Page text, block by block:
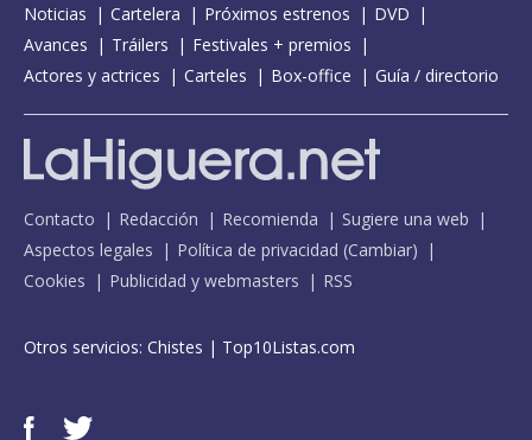
Noticias Cartelera Próximos estrenos
DVD
Avances
Tráilers
Festivales + premios
Actores y actrices
Carteles Box-office Guía / directorio
Contacto Redacción Recomienda
Sugiere una web
Aspectos legales
Política de privacidad (Cambiar)
Cookies
Publicidad y webmasters RSS
Otros servicios: Chistes | Top10Listas.com